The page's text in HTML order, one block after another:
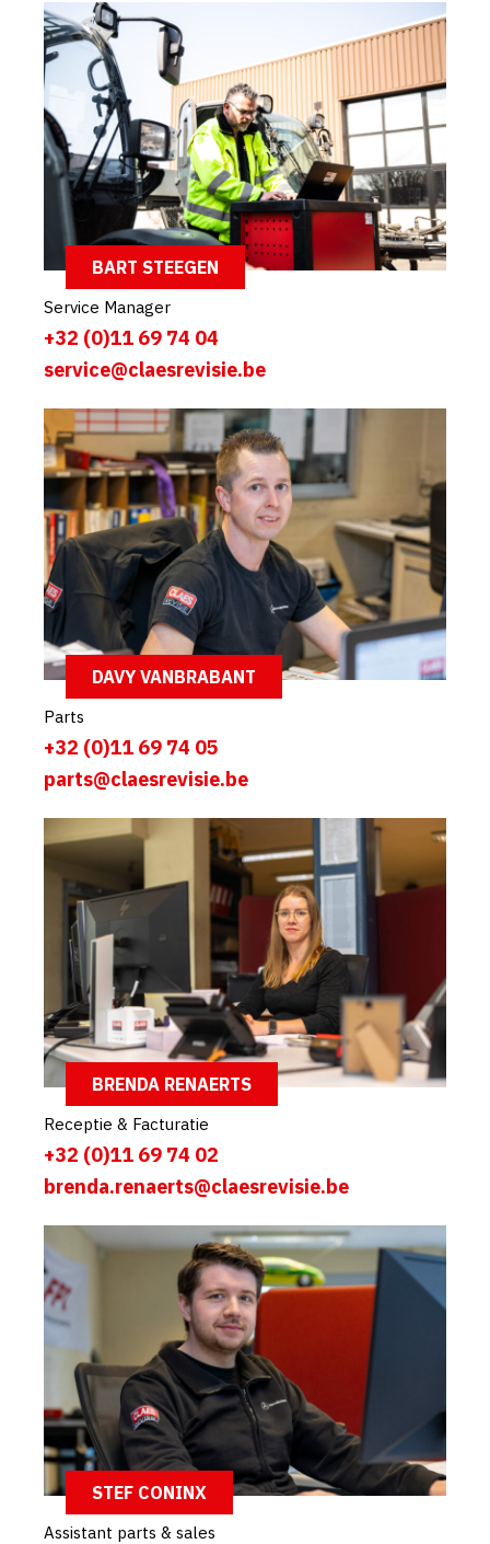
BART STEEGEN
Service Manager
+32 (0)11 69 74 04
service@claesrevisie.be
DAVY VANBRABANT
Parts
+32 (0)11 69 74 05
parts@claesrevisie.be
BRENDA RENAERTS
Receptie & Facturatie
+32 (0)11 69 74 02
brenda.renaerts@claesrevisie.be
STEF CONINX
Assistant parts & sales